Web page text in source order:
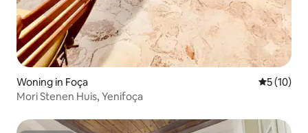
Woning in Foça
5 (10)
Mori Stenen Huis, Yenifoça